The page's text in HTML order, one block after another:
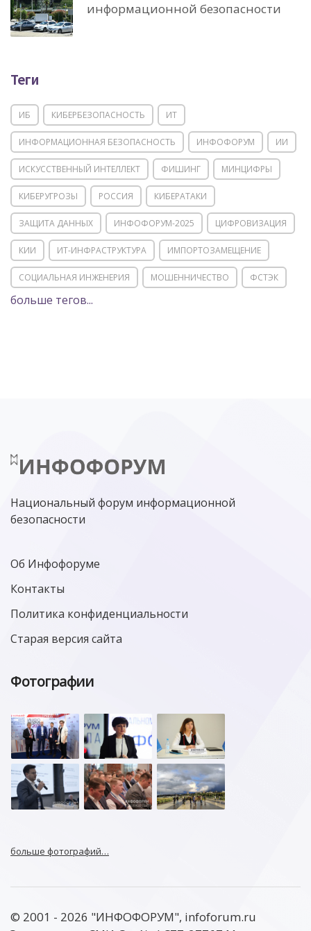
информационной безопасности
Теги
ИБ КИБЕРБЕЗОПАСНОСТЬ ИТ
ИНФОРМАЦИОННАЯ БЕЗОПАСНОСТЬ ИНФОФОРУМ ИИ
ИСКУССТВЕННЫЙ ИНТЕЛЛЕКТ ФИШИНГ МИНЦИФРЫ
КИБЕРУГРОЗЫ РОССИЯ КИБЕРАТАКИ
ЗАЩИТА ДАННЫХ ИНФОФОРУМ-2025 ЦИФРОВИЗАЦИЯ
КИИ ИТ-ИНФРАСТРУКТУРА ИМПОРТОЗАМЕЩЕНИЕ
СОЦИАЛЬНАЯ ИНЖЕНЕРИЯ МОШЕННИЧЕСТВО ФСТЭК
POSITIVE TECHNOLOGIES
МИНЦИФРЫ РОССИИ NGFW
больше тегов...
Национальный форум информационной
безопасности
Об Инфофоруме
Контакты
Политика конфиденциальности
Старая версия сайта
Фотографии
больше фотографий…
© 2001 - 2026 "ИНФОФОРУМ", infoforum.ru